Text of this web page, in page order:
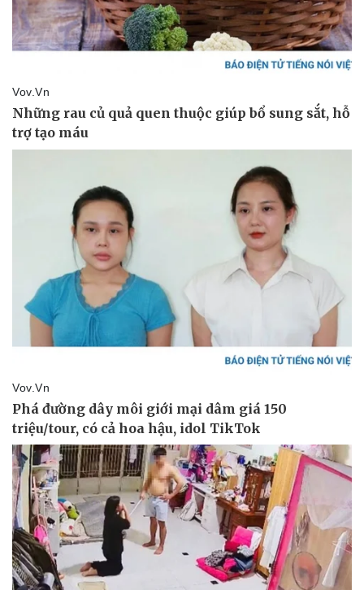
Thể thao
Bóng đá
Lịch thi đấu bóng đá
Thế giới thể thao
Hậu trường
Ô tô
Xe máy
Tư vấn